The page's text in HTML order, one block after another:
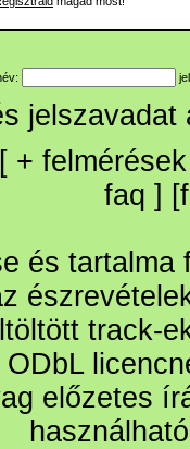
+ felmérések
faq ] [
és
track-
előzetes